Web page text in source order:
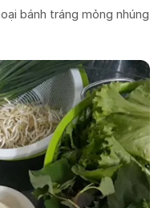
bánh tráng mỏng nhúng